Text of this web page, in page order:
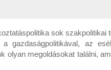
sok
gazdaságpolitikával, az
olyan megoldásokat találni,